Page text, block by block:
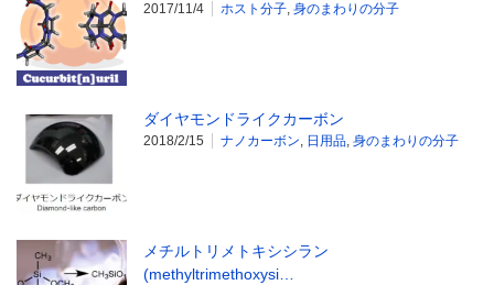
2017/11/4 ホスト分子, 身のまわりの分子
ダイヤモンドライクカーボン
2018/2/15 ナノカーボン, 日用品, 身のまわりの分子
メチルトリメトキシシラン
(methyltrimethoxysi…